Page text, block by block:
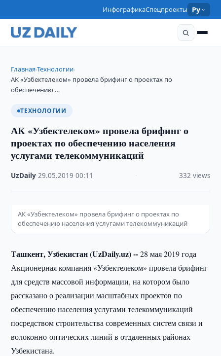
ИнфографикаСпецпроекты Ру
Главная›Технологии›
АК «Узбектелеком» провела брифинг о проектах по
обеспечению …
ТЕХНОЛОГИИ
АК «Узбектелеком» провела брифинг о
проектах по обеспечению населения
услугами телекоммуникаций
UzDaily ·29.05.2019 ·00:11 332 views
АК «Узбектелеком» провела брифинг о проектах по
обеспечению населения услугами телекоммуникаций
Ташкент, Узбекистан (UzDaily.uz) --28 мая 2019 года
Акционерная компания «Узбектелеком» провела брифинг
для средств массовой информации, на котором было
рассказано о реализации масштабных проектов по
обеспечению населения услугами телекоммуникаций
посредством строительства современных систем связи и
волоконно-оптических линий в отдаленных районах
Узбекистана.